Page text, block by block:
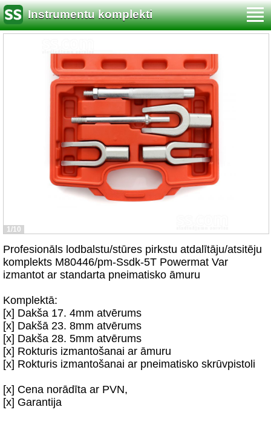
Instrumentu komplekti
1/10
Profesionāls lodbalstu/stūres pirkstu atdalītāju/atsitēju
komplekts M80446/pm-Ssdk-5T Powermat Var
izmantot ar standarta pneimatisko āmuru
Komplektā:
[x] Dakša 17. 4mm atvērums
[x] Dakšā 23. 8mm atvērums
[x] Dakša 28. 5mm atvērums
[x] Rokturis izmantošanai ar āmuru
[x] Rokturis izmantošanai ar pneimatisko skrūvpistoli
[x] Cena norādīta ar PVN,
[x] Garantija